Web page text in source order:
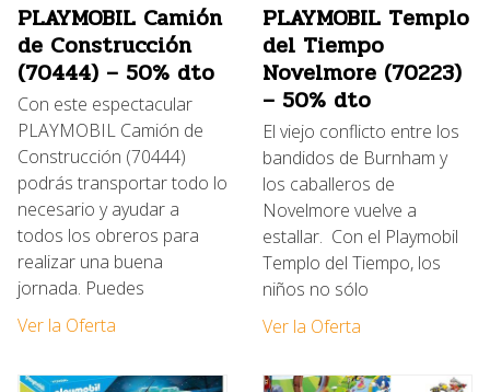
PLAYMOBIL Camión
de Construcción
(70444) – 50% dto
Con este espectacular
PLAYMOBIL Camión de
Construcción (70444)
podrás transportar todo lo
necesario y ayudar a
todos los obreros para
realizar una buena
jornada. Puedes
Ver la Oferta
PLAYMOBIL Templo
del Tiempo
Novelmore (70223)
– 50% dto
El viejo conflicto entre los
bandidos de Burnham y
los caballeros de
Novelmore vuelve a
estallar. Con el Playmobil
Templo del Tiempo, los
niños no sólo
Ver la Oferta